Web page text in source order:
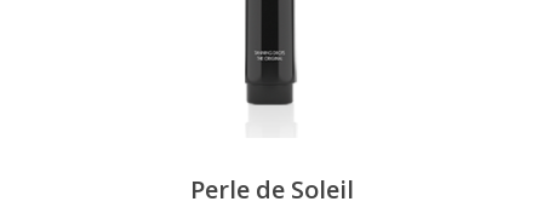
Perle de Soleil